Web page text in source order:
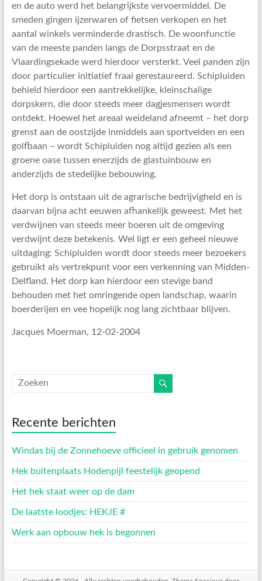
en de auto werd het belangrijkste vervoermiddel. De
smeden gingen ijzerwaren of fietsen verkopen en het
aantal winkels verminderde drastisch. De woonfunctie
van de meeste panden langs de Dorpsstraat en de
Vlaardingsekade werd hierdoor versterkt. Veel panden zijn
door particulier initiatief fraai gerestaureerd. Schipluiden
behield hierdoor een aantrekkelijke, kleinschalige
dorpskern, die door steeds meer dagjesmensen wordt
ontdekt. Hoewel het areaal weideland afneemt – het dorp
grenst aan de oostzijde inmiddels aan sportvelden en een
golfbaan – wordt Schipluiden nog altijd gezien als een
groene oase tussen enerzijds de glastuinbouw en
anderzijds de stedelijke bebouwing.
Het dorp is ontstaan uit de agrarische bedrijvigheid en is
daarvan bijna acht eeuwen afhankelijk geweest. Met het
verdwijnen van steeds meer boeren uit de omgeving
verdwijnt deze betekenis. Wel ligt er een geheel nieuwe
uitdaging: Schipluiden wordt door steeds meer bezoekers
gebruikt als vertrekpunt voor een verkenning van Midden-
Delfland. Het dorp kan hierdoor een stevige band
behouden met het omringende open landschap, waarin
boerderijen en vee hopelijk nog lang zichtbaar blijven.
Jacques Moerman, 12-02-2004
Recente berichten
Windas bij de Zonnehoeve officieel in gebruik genomen
Hek buitenplaats Hodenpijl feestelijk geopend
Het hek staat weer op de dam
De laatste loodjes: HEKJE #
Werk aan opbouw hek is begonnen